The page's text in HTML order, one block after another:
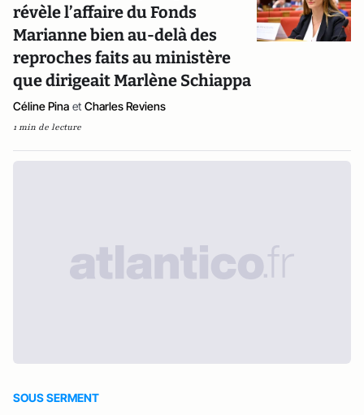
révèle l’affaire du Fonds
Marianne bien au-delà des
reproches faits au ministère
que dirigeait Marlène Schiappa
Céline Pina et Charles Reviens
1 min de lecture
SOUS SERMENT